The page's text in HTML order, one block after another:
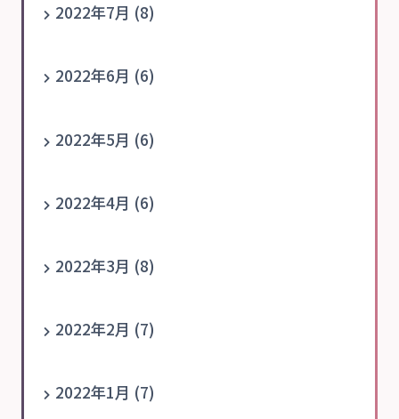
2022年7月 (8)
2022年6月 (6)
2022年5月 (6)
2022年4月 (6)
2022年3月 (8)
2022年2月 (7)
2022年1月 (7)